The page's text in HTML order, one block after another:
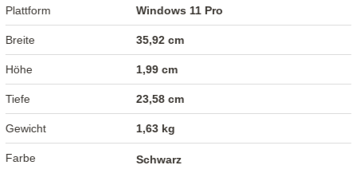
Plattform Windows 11 Pro
Breite 35,92 cm
Höhe 1,99 cm
Tiefe 23,58 cm
Gewicht 1,63 kg
Farbe Schwarz